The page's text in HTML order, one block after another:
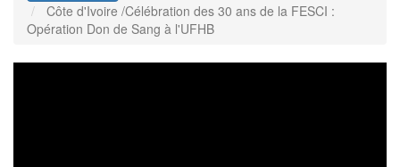
Côte d'Ivoire /Célébration des 30 ans de la FESCI :
Opération Don de Sang à l'UFHB